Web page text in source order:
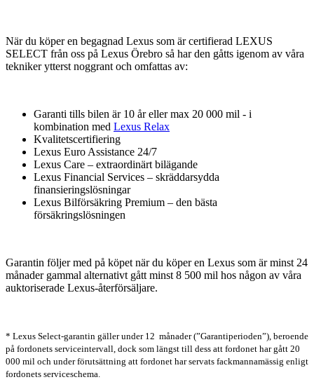
När du köper en begagnad Lexus som är certifierad LEXUS
SELECT från oss på Lexus Örebro så har den gåtts igenom av våra
tekniker ytterst noggrant och omfattas av:
Garanti tills bilen är 10 år eller max 20 000 mil - i
kombination med Lexus Relax
Kvalitetscertifiering
Lexus Euro Assistance 24/7
Lexus Care – extraordinärt bilägande
Lexus Financial Services – skräddarsydda
finansieringslösningar
Lexus Bilförsäkring Premium – den bästa
försäkringslösningen
Garantin följer med på köpet när du köper en Lexus som är minst 24
månader gammal alternativt gått minst 8 500 mil hos någon av våra
auktoriserade Lexus-återförsäljare.
* Lexus Select-garantin gäller under 12 månader (”Garantiperioden”), beroende
på fordonets serviceintervall, dock som längst till dess att fordonet har gått 20
000 mil och under förutsättning att fordonet har servats fackmannamässig enligt
fordonets serviceschema.